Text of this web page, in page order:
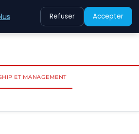
ET MANAGEMENT
Refuser Accepter